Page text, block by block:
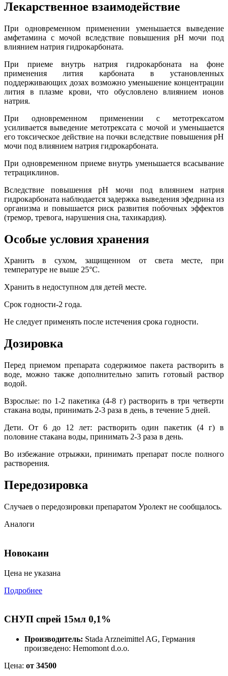
Лекарственное взаимодействие
При одновременном применении уменьшается выведение
амфетамина с мочой вследствие повышения pH мочи под
влиянием натрия гидрокарбоната.
При приеме внутрь натрия гидрокарбоната на фоне
применения лития карбоната в установленных
поддерживающих дозах возможно уменьшение концентрации
лития в плазме крови, что обусловлено влиянием ионов
натрия.
При одновременном применении с метотрексатом
усиливается выведение метотрексата с мочой и уменьшается
его токсическое действие на почки вследствие повышения pH
мочи под влиянием натрия гидрокарбоната.
При одновременном приеме внутрь уменьшается всасывание
тетрациклинов.
Вследствие повышения pH мочи под влиянием натрия
гидрокарбоната наблюдается задержка выведения эфедрина из
организма и повышается риск развития побочных эффектов
(тремор, тревога, нарушения сна, тахикардия).
Особые условия хранения
Хранить в сухом, защищенном от света месте, при
температуре не выше 25°С.
Хранить в недоступном для детей месте.
Срок годности-2 года.
Не следует применять после истечения срока годности.
Дозировка
Перед приемом препарата содержимое пакета растворить в
воде, можно также дополнительно запить готовый раствор
водой.
Взрослые: по 1-2 пакетика (4-8 г) растворить в три четверти
стакана воды, принимать 2-3 раза в день, в течение 5 дней.
Дети. От 6 до 12 лет: растворить один пакетик (4 г) в
половине стакана воды, принимать 2-3 раза в день.
Во избежание отрыжки, принимать препарат после полного
растворения.
Передозировка
Случаев о передозировки препаратом Уролект не сообщалось.
Аналоги
Новокаин
Цена не указана
Подробнее
СНУП спрей 15мл 0,1%
Производитель: Stada Arzneimittel AG, Германия
произведено: Hemomont d.o.o.
Цена: от 34500